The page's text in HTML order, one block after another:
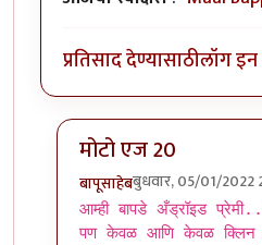
प्रतिसाद देण्यासाठीलॉग
मोटो एज 20
बापूसाहेबबुधवार, 05/01/2022
In reply toआमच्या
आम्ही बापडे अँड्रॉइड
पण केवळ आणि केवळ